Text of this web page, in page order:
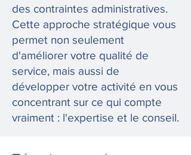
des contraintes administratives.
Cette approche stratégique vous
permet non seulement
d'améliorer votre qualité de
service, mais aussi de
développer votre activité en vous
concentrant sur ce qui compte
vraiment : l'expertise et le conseil.